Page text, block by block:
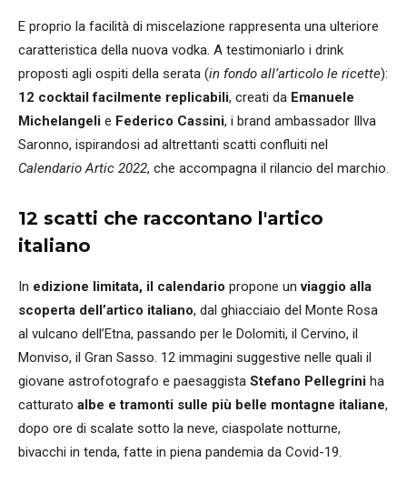
E proprio la facilità di miscelazione rappresenta una ulteriore
caratteristica della nuova vodka. A testimoniarlo i drink
proposti agli ospiti della serata (in fondo all’articolo le ricette):
12 cocktail facilmente replicabili, creati da Emanuele
Michelangeli e Federico Cassini, i brand ambassador Illva
Saronno, ispirandosi ad altrettanti scatti confluiti nel
Calendario Artic 2022, che accompagna il rilancio del marchio.
12 scatti che raccontano l'artico
italiano
In edizione limitata, il calendario propone unviaggio alla
scoperta dell’artico italiano, dal ghiacciaio del Monte Rosa
al vulcano dell’Etna, passando per le Dolomiti, il Cervino, il
Monviso, il Gran Sasso. 12 immagini suggestive nelle quali il
giovane astrofotografo e paesaggista Stefano Pellegrini ha
catturato albe e tramonti sulle più belle montagne italiane,
dopo ore di scalate sotto la neve, ciaspolate notturne,
bivacchi in tenda, fatte in piena pandemia da Covid-19.